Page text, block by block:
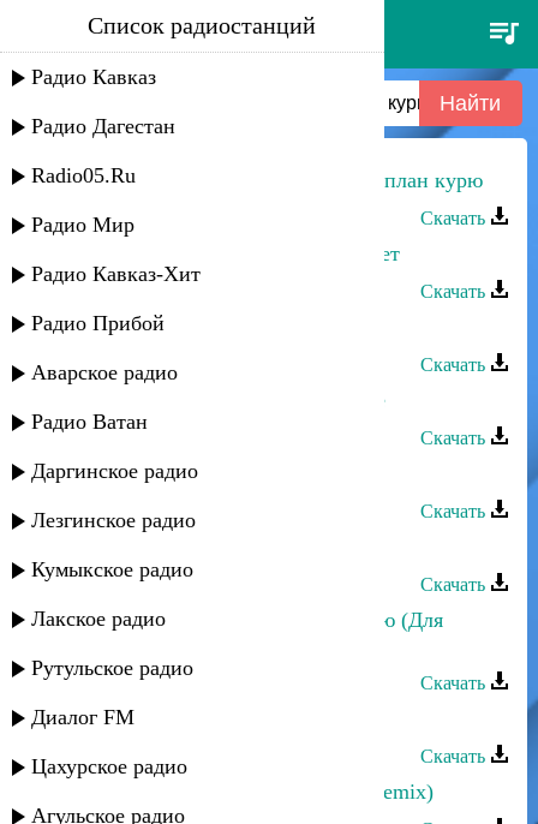
загир магомедов - я водку пью,
я план курю
Список радиостанций
Радио Кавказ
Радио Дагестан
Radio05.Ru
Радио Мир
Радио Кавказ-Хит
Радио Прибой
Аварское радио
Радио Ватан
Даргинское радио
Лезгинское радио
Кумыкское радио
Лакское радио
Рутульское радио
Диалог FM
Цахурское радио
Агульское радио
Загир Магомедов - Я водку пью, я план курю
Скачать
Загир Магомедов - Мне всего 16 лет
Скачать
Загир Магомедов - Сьоз бергенинг
Скачать
Загир Магомедов - Где мое счастье
Скачать
Загир Магомедов - Ночь
Скачать
Скачать
Загир Магомедов - Я все пью и пью (Для
Скачать
Загир Магомедов - Без тебя
Скачать
Загир Магомедов - Моя равнина (remix)